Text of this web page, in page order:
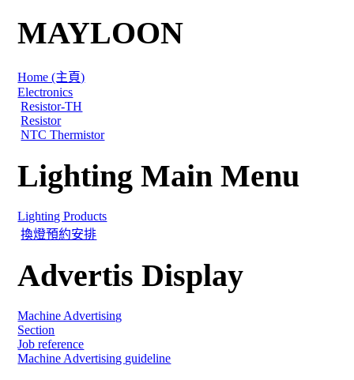
MAYLOON
Home (主頁)
Electronics
Resistor-TH
Resistor
NTC Thermistor
Lighting Main Menu
Lighting Products
換燈預約安排
Advertis Display
Machine Advertising
Section
Job reference
Machine Advertising guideline